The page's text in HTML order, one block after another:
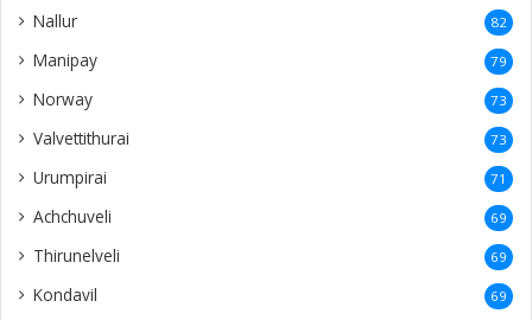
Nallur 82
Manipay 79
Norway 73
Valvettithurai 73
Urumpirai 71
Achchuveli 69
Thirunelveli 69
Kondavil 69